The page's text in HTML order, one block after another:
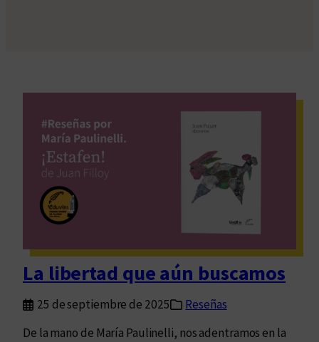
La libertad que aún buscamos
25 de septiembre de 2025
Reseñas
De la mano de María Paulinelli, nos adentramos en la